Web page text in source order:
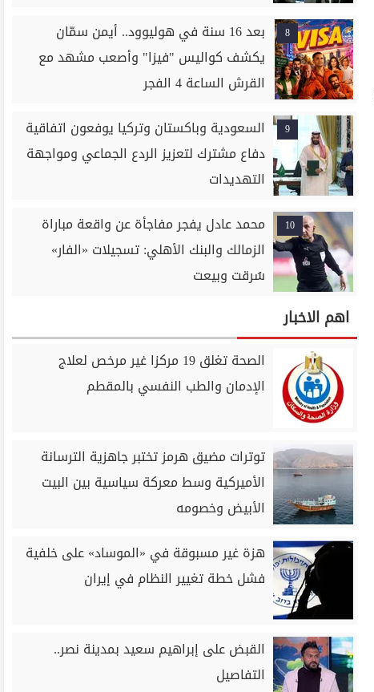
8
بعد 16 سنة في هوليوود.. أيمن سمّان
يكشف كواليس "فيزا" وأصعب مشهد مع
القرش الساعة 4 الفجر
9
السعودية وباكستان وتركيا يوفعون اتفاقية
دفاع مشترك لتعزيز الردع الجماعي ومواجهة
التهديدات
10
محمد عادل يفجر مفاجأة عن واقعة مباراة
الزمالك والبنك الأهلي: تسجيلات «الفار»
سُرقت وبيعت
اهم الاخبار
الصحة تغلق 19 مركزا غير مرخص لعلاج
الإدمان والطب النفسي بالمقطم
توترات مضيق هرمز تختبر جاهزية الترسانة
الأميركية وسط معركة سياسية بين البيت
الأبيض وخصومه
هزة غير مسبوقة في «الموساد» على خلفية
فشل خطة تغيير النظام في إيران
القبض على إبراهيم سعيد بمدينة نصر..
التفاصيل